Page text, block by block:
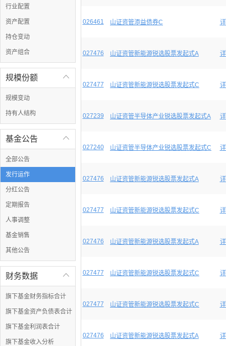
行业配置
资产配置
持仓变动
资产组合

规模份额
规模变动
持有人结构

基金公告
全部公告
发行运作
分红公告
定期报告
人事调整
基金销售
其他公告

财务数据
旗下基金财务指标合计
旗下基金资产负债表合计
旗下基金利润表合计
旗下基金收入分析
026461 山证资管添益债券C
027476 山证资管新能源锐选股票发起式A
027477 山证资管新能源锐选股票发起式C
027239 山证资管半导体产业锐选股票发起式A
027240 山证资管半导体产业锐选股票发起式C
027476 山证资管新能源锐选股票发起式A
027477 山证资管新能源锐选股票发起式C
027476 山证资管新能源锐选股票发起式A
027477 山证资管新能源锐选股票发起式C
027477 山证资管新能源锐选股票发起式C
027476 山证资管新能源锐选股票发起式A